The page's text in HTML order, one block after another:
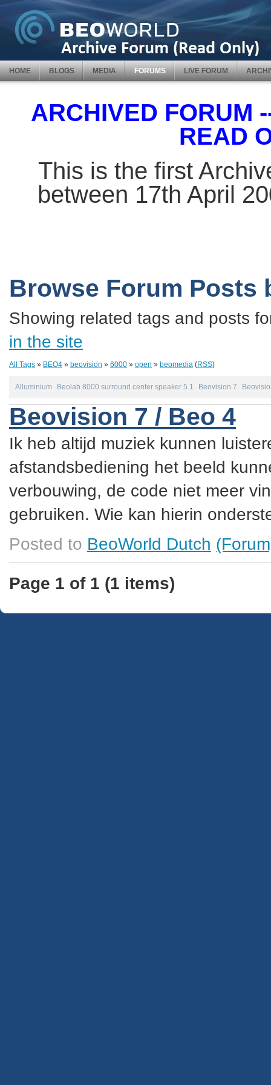
HOME BLOGS MEDIA FORUMS LIVE FORUM
ARCHIVED FORUM
READ
This is the first
between 17th April
Browse Forum Posts
Showing related tags and posts
in the site
All Tags » BEO4 » beovision » 6000 » open » beomedia (RSS)
Alluminium Beolab 8000 surround center speaker 5.1 Beovision 7
Beovision 7 / Beo 4
Ik heb altijd muziek kunnen
afstandsbediening het beeld
verbouwing, de code niet meer
gebruiken. Wie kan hierin
Posted to BeoWorld Dutch
Page 1 of 1 (1 items)